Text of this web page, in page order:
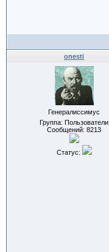
onesti
Генералиссимус
Группа: Пользователи
Сообщений: 8213
Статус: